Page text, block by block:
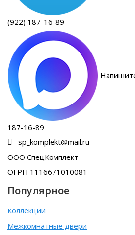
(922) 187-16-89
187-16-89
sp_komplekt@mail.ru
ООО СпецКомплект
ОГРН 1116671010081
Популярное
Коллекции
Межкомнатные двери